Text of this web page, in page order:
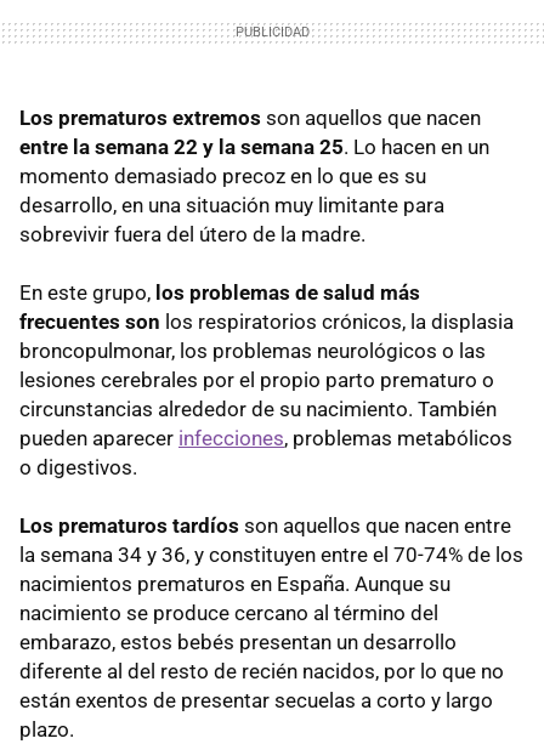
Los prematuros extremos son aquellos que nacen
entre la semana 22 y la semana 25. Lo hacen en un
momento demasiado precoz en lo que es su
desarrollo, en una situación muy limitante para
sobrevivir fuera del útero de la madre.
En este grupo, los problemas de salud más
frecuentes son los respiratorios crónicos, la displasia
broncopulmonar, los problemas neurológicos o las
lesiones cerebrales por el propio parto prematuro o
circunstancias alrededor de su nacimiento. También
pueden aparecer infecciones, problemas metabólicos
o digestivos.
Los prematuros tardíos son aquellos que nacen entre
la semana 34 y 36, y constituyen entre el 70-74% de los
nacimientos prematuros en España. Aunque su
nacimiento se produce cercano al término del
embarazo, estos bebés presentan un desarrollo
diferente al del resto de recién nacidos, por lo que no
están exentos de presentar secuelas a corto y largo
plazo.